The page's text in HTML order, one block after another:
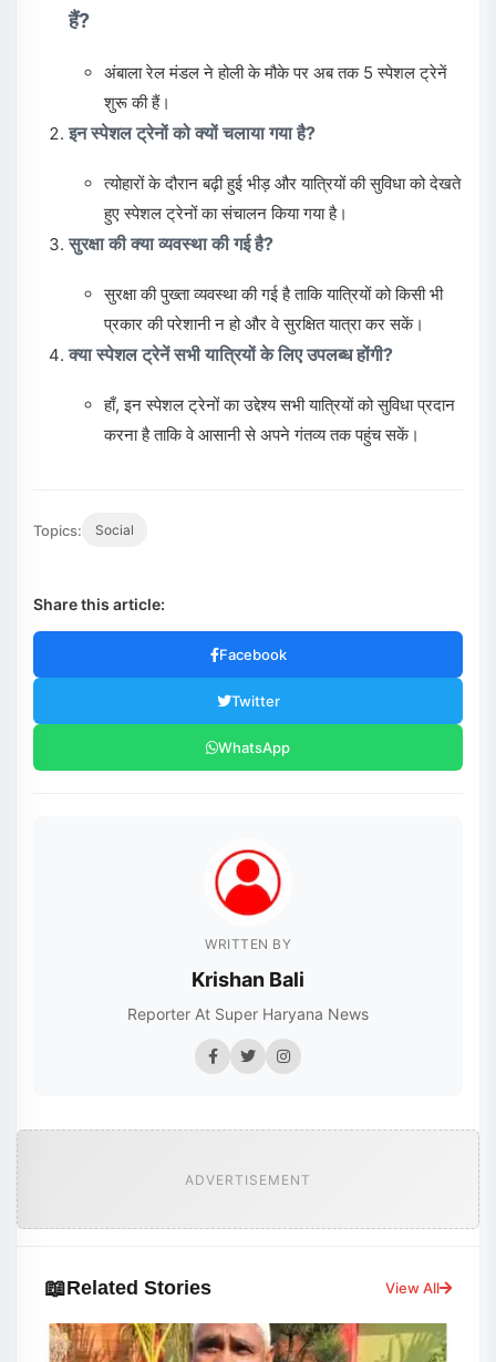
हैं?
अंबाला रेल मंडल ने होली के मौके पर अब तक 5 स्पेशल ट्रेनें
शुरू की हैं।
इन स्पेशल ट्रेनों को क्यों चलाया गया है?
त्योहारों के दौरान बढ़ी हुई भीड़ और यात्रियों की सुविधा को देखते
हुए स्पेशल ट्रेनों का संचालन किया गया है।
सुरक्षा की क्या व्यवस्था की गई है?
सुरक्षा की पुख्ता व्यवस्था की गई है ताकि यात्रियों को किसी भी
प्रकार की परेशानी न हो और वे सुरक्षित यात्रा कर सकें।
क्या स्पेशल ट्रेनें सभी यात्रियों के लिए उपलब्ध होंगी?
हाँ, इन स्पेशल ट्रेनों का उद्देश्य सभी यात्रियों को सुविधा प्रदान
करना है ताकि वे आसानी से अपने गंतव्य तक पहुंच सकें।
Topics: Social
Share this article:
Facebook
Twitter
WhatsApp
WRITTEN BY
Krishan Bali
Reporter At Super Haryana News
ADVERTISEMENT
📖Related Stories View All